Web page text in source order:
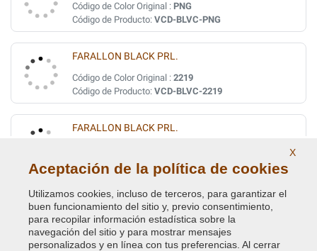
Código de Color Original : PNG
Código de Producto: VCD-BLVC-PNG
FARALLON BLACK PRL.
Código de Color Original : 2219
Código de Producto: VCD-BLVC-2219
FARALLON BLACK PRL.
Código de Producto:
VCD-BLVC-1BF
FIRENZA RED PRL
Código de Color Original :1AF
Código de Producto:VCD-BLVC-1AF
X
Aceptación de la política de cookies
Utilizamos cookies, incluso de terceros, para garantizar el
buen funcionamiento del sitio y, previo consentimiento,
para recopilar información estadística sobre la
navegación del sitio y para mostrar mensajes
personalizados y en línea con tus preferencias. Al cerrar